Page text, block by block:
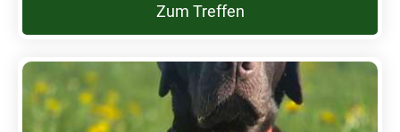
Zum Treffen